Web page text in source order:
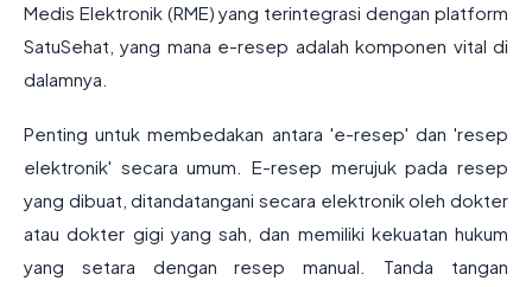
Medis Elektronik (RME) yang terintegrasi dengan platform
SatuSehat, yang mana e-resep adalah komponen vital di
dalamnya.
Penting untuk membedakan antara 'e-resep' dan 'resep
elektronik' secara umum. E-resep merujuk pada resep
yang dibuat, ditandatangani secara elektronik oleh dokter
atau dokter gigi yang sah, dan memiliki kekuatan hukum
yang setara dengan resep manual. Tanda tangan